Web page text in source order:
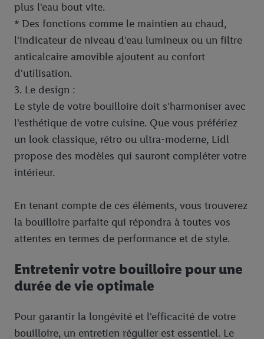
plus l'eau bout vite.
* Des fonctions comme le maintien au chaud,
l'indicateur de niveau d'eau lumineux ou un filtre
anticalcaire amovible ajoutent au confort
d'utilisation.
3. Le design :
Le style de votre bouilloire doit s'harmoniser avec
l'esthétique de votre cuisine. Que vous préfériez
un look classique, rétro ou ultra-moderne, Lidl
propose des modèles qui sauront compléter votre
intérieur.
En tenant compte de ces éléments, vous trouverez
la bouilloire parfaite qui répondra à toutes vos
attentes en termes de performance et de style.
Entretenir votre bouilloire pour une
durée de vie optimale
Pour garantir la longévité et l'efficacité de votre
bouilloire, un entretien régulier est essentiel. Le